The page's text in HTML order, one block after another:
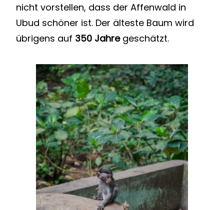
nicht vorstellen, dass der Affenwald in
Ubud schöner ist. Der älteste Baum wird
übrigens auf 350 Jahre geschätzt.